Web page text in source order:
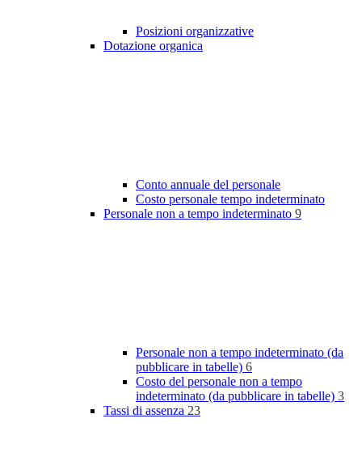
Posizioni organizzative
Dotazione organica
Conto annuale del personale
Costo personale tempo indeterminato
Personale non a tempo indeterminato 9
Personale non a tempo indeterminato (da
pubblicare in tabelle) 6
Costo del personale non a tempo
indeterminato (da pubblicare in tabelle) 3
Tassi di assenza 23